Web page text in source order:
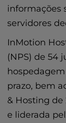
informações
servidores
InMotion
(NPS) de 54
prazo, bem
& Hosting
e liderada